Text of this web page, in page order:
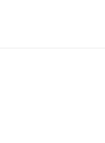
a trikov od